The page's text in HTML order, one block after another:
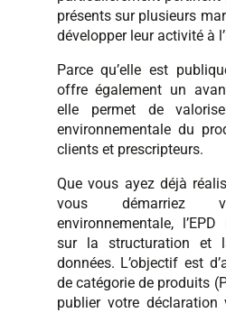
présents sur plusieurs
développer leur activité à
Parce qu’elle est
offre également un
elle permet de
environnementale du
clients et prescripteurs.
Que vous ayez déjà
vous démarriez
environnementale,
sur la structuration et
données. L’objectif est
de catégorie de produits
publier votre